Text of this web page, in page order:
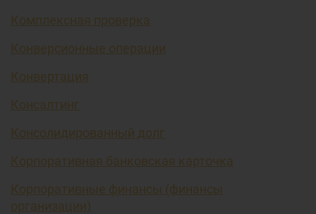
Комплексная проверка
Конверсионные операции
Конвертация
Консалтинг
Консолидированный долг
Корпоративная банковская карточка
Корпоративные финансы (финансы
организации)